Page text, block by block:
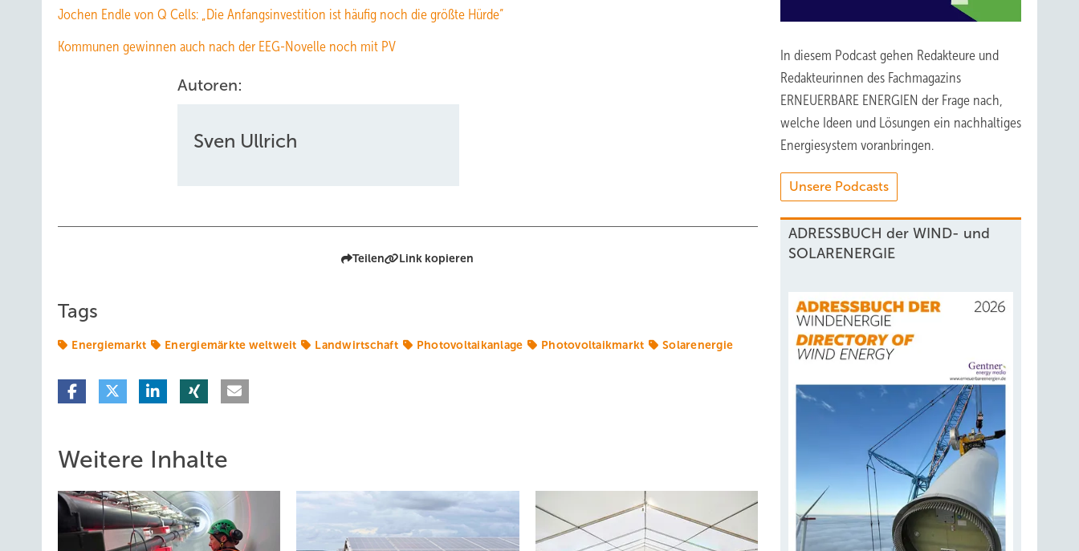
Jochen Endle von Q Cells: „Die Anfangsinvestition ist häufig noch die größte Hürde”
Kommunen gewinnen auch nach der EEG-Novelle noch mit PV
Autoren:
Sven Ullrich
Teilen Link kopieren
Tags
Energiemarkt Energiemärkte weltweit Landwirtschaft Photovoltaikanlage Photovoltaikmarkt Solarenergie
Weitere Inhalte
In diesem Podcast gehen Redakteure und
Redakteurinnen des Fachmagazins
ERNEUERBARE ENERGIEN der Frage nach,
welche Ideen und Lösungen ein nachhaltiges
Energiesystem voranbringen.
Unsere Podcasts
ADRESSBUCH der WIND- und
SOLARENERGIE